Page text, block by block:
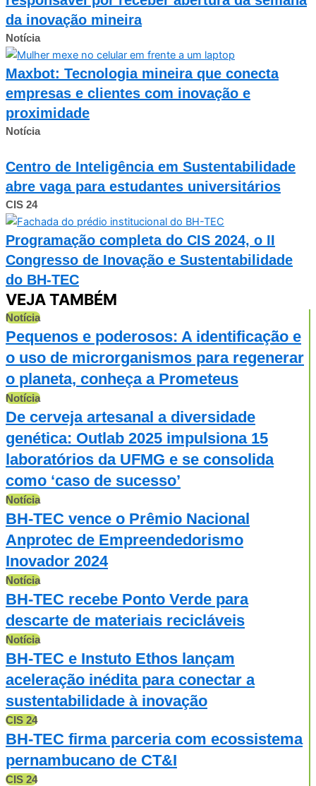
da inovação mineira
Notícia
Maxbot: Tecnologia mineira que conecta
empresas e clientes com inovação e
proximidade
Notícia
Centro de Inteligência em Sustentabilidade
abre vaga para estudantes universitários
CIS 24
Programação completa do CIS 2024, o II
Congresso de Inovação e Sustentabilidade
do BH-TEC
VEJA TAMBÉM
Notícia
Pequenos e poderosos: A identificação e
o uso de microrganismos para regenerar
o planeta, conheça a Prometeus
Notícia
De cerveja artesanal a diversidade
genética: Outlab 2025 impulsiona 15
laboratórios da UFMG e se consolida
como ‘caso de sucesso’
Notícia
BH-TEC vence o Prêmio Nacional
Anprotec de Empreendedorismo
Inovador 2024
Notícia
BH-TEC recebe Ponto Verde para
descarte de materiais recicláveis
Notícia
BH-TEC e Instuto Ethos lançam
aceleração inédita para conectar a
sustentabilidade à inovação
CIS 24
BH-TEC firma parceria com ecossistema
pernambucano de CT&I
CIS 24